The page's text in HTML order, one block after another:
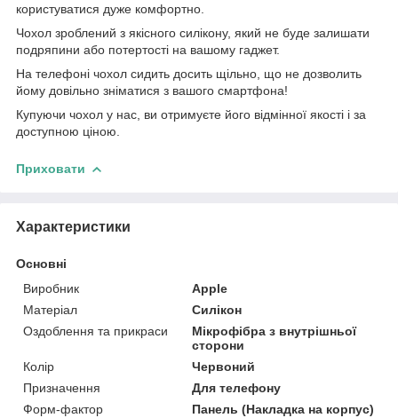
користуватися дуже комфортно.
Чохол зроблений з якісного силікону, який не буде залишати
подряпини або потертості на вашому гаджет.
На телефоні чохол сидить досить щільно, що не дозволить
йому довільно зніматися з вашого смартфона!
Купуючи чохол у нас, ви отримуєте його відмінної якості і за
доступною ціною.
Приховати
Характеристики
Основні
Виробник
Apple
Матеріал
Силікон
Оздоблення та прикраси
Мікрофібра з внутрішньої
сторони
Колір
Червоний
Призначення
Для телефону
Форм-фактор
Панель (Накладка на корпус)